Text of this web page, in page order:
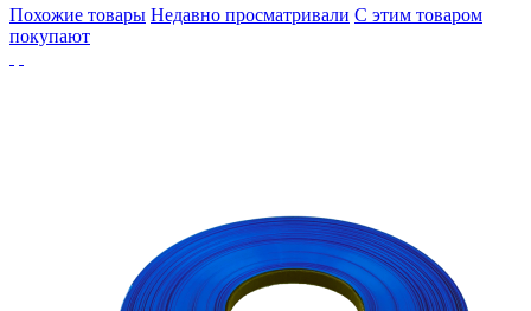
Похожие товары Недавно просматривали С этим товаром
покупают